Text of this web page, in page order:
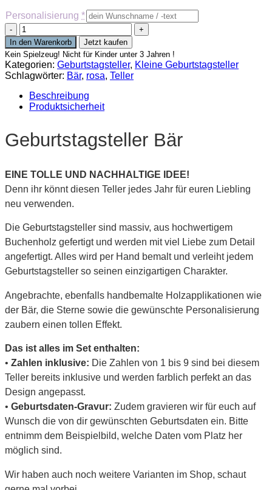
Personalisierung *
Personalisierter
Geburtstagsteller
Bär
Menge
In den Warenkorb
Jetzt kaufen
Kein Spielzeug! Nicht für Kinder unter 3 Jahren !
Kategorien: Geburtstagsteller, Kleine Geburtstagsteller
Schlagwörter: Bär, rosa, Teller
Beschreibung
Produktsicherheit
Geburtstagsteller Bär
EINE TOLLE UND NACHHALTIGE IDEE!
Denn ihr könnt diesen Teller jedes Jahr für euren Liebling
neu verwenden.
Die Geburtstagsteller sind massiv, aus hochwertigem
Buchenholz gefertigt und werden mit viel Liebe zum Detail
angefertigt. Alles wird per Hand bemalt und verleiht jedem
Geburtstagsteller so seinen einzigartigen Charakter.
Angebrachte, ebenfalls handbemalte Holzapplikationen wie
der Bär, die Sterne sowie die gewünschte Personalisierung
zaubern einen tollen Effekt.
Das ist alles im Set enthalten:
• Zahlen inklusive: Die Zahlen von 1 bis 9 sind bei diesem
Teller bereits inklusive und werden farblich perfekt an das
Design angepasst.
• Geburtsdaten-Gravur: Zudem gravieren wir für euch auf
Wunsch die von dir gewünschten Geburtsdaten ein. Bitte
entnimm dem Beispielbild, welche Daten vom Platz her
möglich sind.
Wir haben auch noch weitere Varianten im Shop, schaut